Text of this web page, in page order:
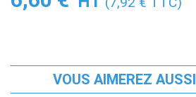
VOUS AIMEREZ AUSSI